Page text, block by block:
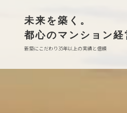
未来を築く。
都心のマンション経
新築にこだわり35年以上の実績と信頼